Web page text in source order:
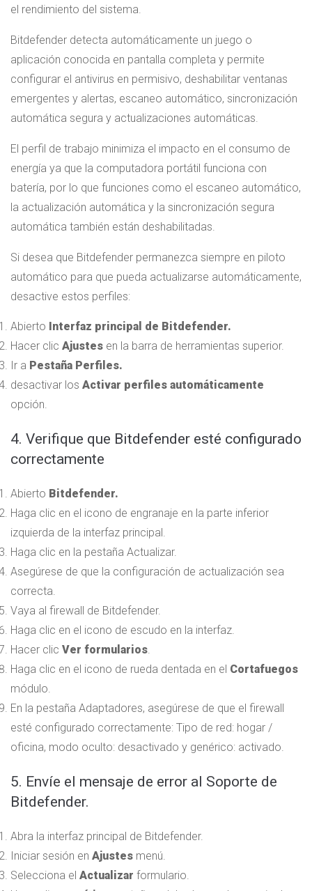
el rendimiento del sistema.
Bitdefender detecta automáticamente un juego o
aplicación conocida en pantalla completa y permite
configurar el antivirus en permisivo, deshabilitar ventanas
emergentes y alertas, escaneo automático, sincronización
automática segura y actualizaciones automáticas.
El perfil de trabajo minimiza el impacto en el consumo de
energía ya que la computadora portátil funciona con
batería, por lo que funciones como el escaneo automático,
la actualización automática y la sincronización segura
automática también están deshabilitadas.
Si desea que Bitdefender permanezca siempre en piloto
automático para que pueda actualizarse automáticamente,
desactive estos perfiles:
Abierto Interfaz principal de Bitdefender.
Hacer clic Ajustes en la barra de herramientas superior.
Ir a Pestaña Perfiles.
desactivar los Activar perfiles automáticamente
opción.
4. Verifique que Bitdefender esté configurado
correctamente
Abierto Bitdefender.
Haga clic en el icono de engranaje en la parte inferior
izquierda de la interfaz principal.
Haga clic en la pestaña Actualizar.
Asegúrese de que la configuración de actualización sea
correcta.
Vaya al firewall de Bitdefender.
Haga clic en el icono de escudo en la interfaz.
Hacer clic Ver formularios.
Haga clic en el icono de rueda dentada en el Cortafuegos
módulo.
En la pestaña Adaptadores, asegúrese de que el firewall
esté configurado correctamente: Tipo de red: hogar /
oficina, modo oculto: desactivado y genérico: activado.
5. Envíe el mensaje de error al Soporte de
Bitdefender.
Abra la interfaz principal de Bitdefender.
Iniciar sesión en Ajustes menú.
Selecciona el Actualizar formulario.